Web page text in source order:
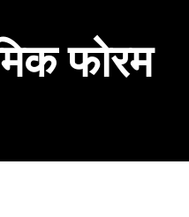
6,300
फोरम